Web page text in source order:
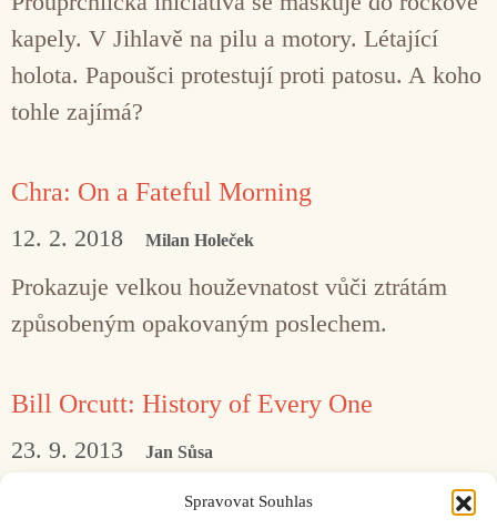
Spravovat Souhlas
kapely. V Jihlavě na pilu a motory. Létající
holota. Papoušci protestují proti patosu. A koho
tohle zajímá?
Chra: On a Fateful Morning
12. 2. 2018 Milan Holeček
Prokazuje velkou houževnatost vůči ztrátám
způsobeným opakovaným poslechem.
Bill Orcutt: History of Every One
23. 9. 2013 Jan Sůsa
Bill Orcutt: History of Every One Editions